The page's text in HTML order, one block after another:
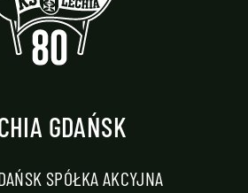
GDAŃSK
SPÓŁKA AKCYJNA